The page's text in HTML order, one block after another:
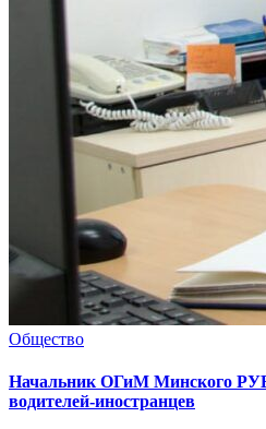
Общество
Начальник ОГиМ Минского
водителей-иностранцев